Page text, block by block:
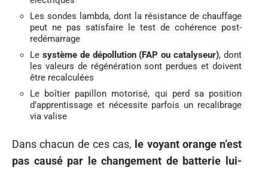
Les sondes lambda, dont la résistance de chauffage
peut ne pas satisfaire le test de cohérence post-
redémarrage
Le système de dépollution (FAP ou catalyseur), dont
les valeurs de régénération sont perdues et doivent
être recalculées
Le boîtier papillon motorisé, qui perd sa position
d’apprentissage et nécessite parfois un recalibrage
via valise
Dans chacun de ces cas, le voyant orange n’est
pas causé par le changement de batterie lui-